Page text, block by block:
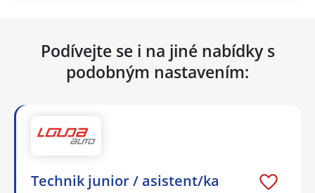
Podívejte se i na jiné nabídky s
podobným nastavením:
Technik junior / asistent/ka